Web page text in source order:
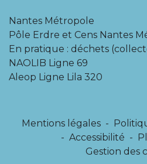
Nantes Métropole
Pôle Erdre et Cens Nantes
En pratique : déchets
NAOLIB Ligne 69
Aleop Ligne Lila 320
Mentions légales -
- Accessibilité -
Gestion des